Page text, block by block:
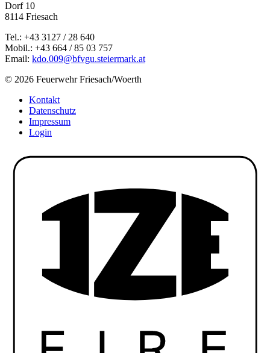
Dorf 10
8114 Friesach
Tel.: +43 3127 / 28 640
Mobil.: +43 664 / 85 03 757
Email: kdo.009@bfvgu.steiermark.at
© 2026 Feuerwehr Friesach/Woerth
Kontakt
Datenschutz
Impressum
Login